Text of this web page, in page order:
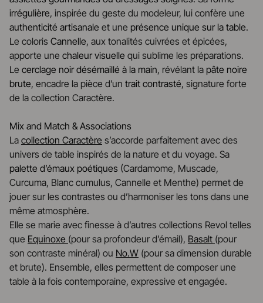
irrégulière, inspirée du geste du modeleur, lui confère une
authenticité artisanale et une présence unique sur la table.
Le coloris Cannelle, aux tonalités cuivrées et épicées,
apporte une chaleur visuelle qui sublime les préparations.
Le cerclage noir désémaillé à la main, révélant la pâte noire
brute, encadre la pièce d’un trait contrasté, signature forte
de la collection Caractère.
Mix and Match & Associations
La collection Caractère s’accorde parfaitement avec des
univers de table inspirés de la nature et du voyage. Sa
palette d’émaux poétiques (Cardamome, Muscade,
Curcuma, Blanc cumulus, Cannelle et Menthe) permet de
jouer sur les contrastes ou d’harmoniser les tons dans une
même atmosphère.
Elle se marie avec finesse à d’autres collections Revol telles
que Equinoxe (pour sa profondeur d’émail), Basalt (pour
son contraste minéral) ou No.W (pour sa dimension durable
et brute). Ensemble, elles permettent de composer une
table à la fois contemporaine, expressive et engagée.